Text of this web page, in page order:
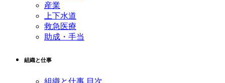
産業
上下水道
救急医療
助成・手当
組織と仕事